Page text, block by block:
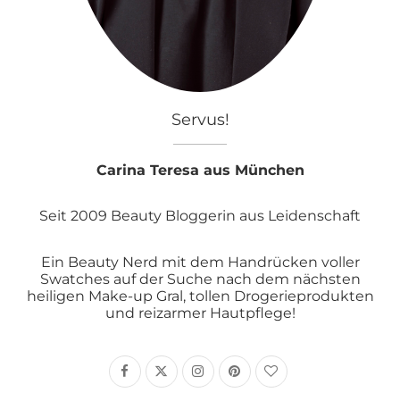
Servus!
Carina Teresa aus München
Seit 2009 Beauty Bloggerin aus Leidenschaft
Ein Beauty Nerd mit dem Handrücken voller
Swatches auf der Suche nach dem nächsten
heiligen Make-up Gral, tollen Drogerieprodukten
und reizarmer Hautpflege!